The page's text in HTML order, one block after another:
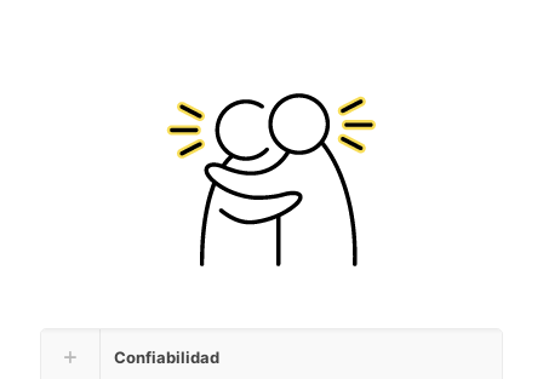
Confiabilidad